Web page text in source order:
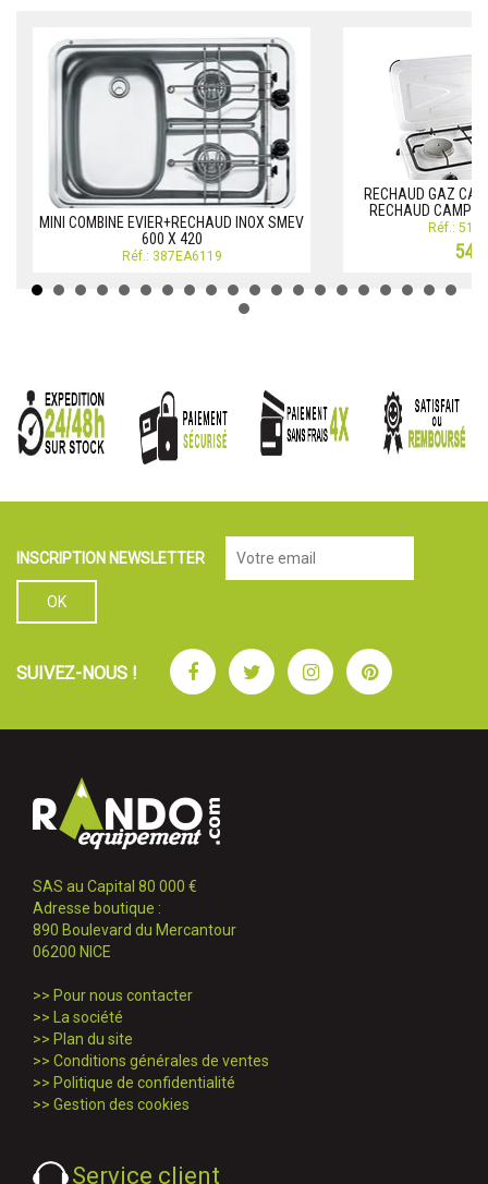
MINI COMBINE EVIER+RECHAUD INOX SMEV
600 X 420
Réf.: 387EA6119
RECHAUD GAZ
RECHAUD
Réf.:
INSCRIPTION NEWSLETTER
SUIVEZ-NOUS ! FacebookTwitterInstagramPinterest
SAS au Capital 80 000 €
Adresse boutique :
890 Boulevard du Mercantour
06200 NICE
>> Pour nous contacter
>>
La société
>> Plan du site
>> Conditions générales de ventes
>> Politique de confidentialité
>> Gestion des cookies
Service client